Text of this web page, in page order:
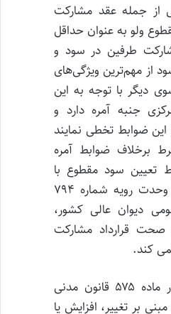
از جمله عقد مشارکت
ولو به عنوان حداقل
طرفین در سود و
از مهم‌ترین ویژگی‌های
دیگر با توجه به این
جنبه آمره دارد و
این ضوابط تخطی نمایند
برخلاف ضوابط آمره
تعیین سود مقطوع با
توجه به ملاک رأی وحدت رویه شماره ۷۹۴
عمومی دیوان عالی کشور،
صحت قرارداد مشارکت
کند.
۲- نظر به این‌که در ماده ۵۷۵ قانون مدنی
بر تغییر، افزایش یا